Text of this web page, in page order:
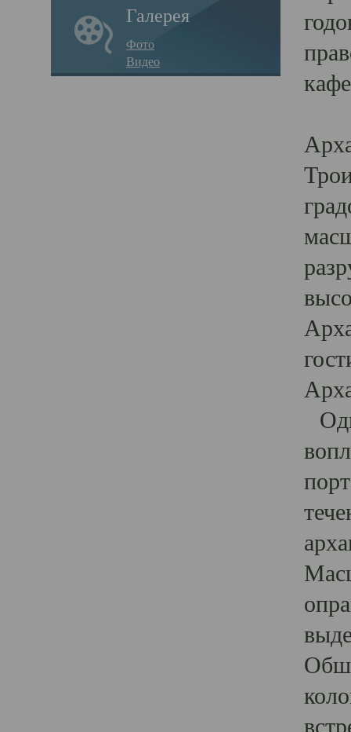
Галерея
Фото
Видео